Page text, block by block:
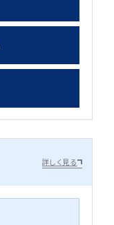
詳しく見る